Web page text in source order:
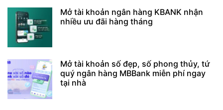
Mở tài khoản ngân hàng KBANK nhận
nhiều ưu đãi hàng tháng
Mở tài khoản số đẹp, số phong thủy, tứ
quý ngân hàng MBBank miễn phí ngay
tại nhà